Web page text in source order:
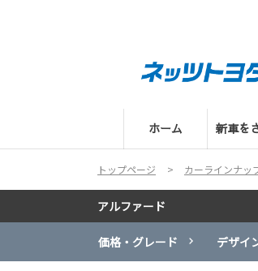
ホーム 新車を
トップページ カーラインナッ
アルファード
価格・グレード デザイ